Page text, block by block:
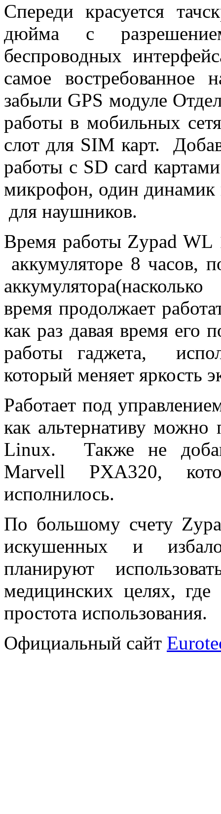
Спереди красуется
дюйма с
беспроводных
самое
забыли GPS модуле
работы в мобильных
слот для SIM карт.
работы с SD card
микрофон, один динамик
для наушников.
Время работы Zypad WL
аккумуляторе 8 часов,
время продолжает
как раз давая время его
работы гаджета,
который меняет яркость
Работает под
как альтернативу можно
Linux. Также не
Marvell PXA320,
исполнилось.
По большому счету
искушенных и
планируют
медицинских целях,
простота использования.
Официальный сайт